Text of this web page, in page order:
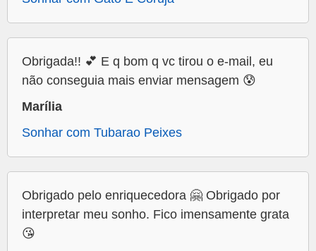
Obrigada!! 💕 E q bom q vc tirou o e-mail, eu
não conseguia mais enviar mensagem 😰
Marília
Sonhar com Tubarao Peixes
Obrigado pelo enriquecedora 🤗 Obrigado por
interpretar meu sonho. Fico imensamente grata
😘